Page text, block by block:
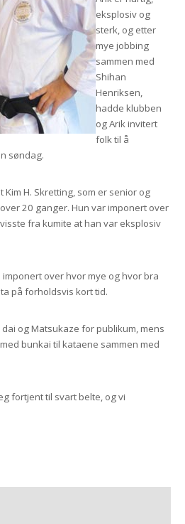
eksplosiv og
sterk, og etter
mye jobbing
sammen med
Shihan
Henriksen,
hadde klubben
og Arik invitert
folk til å
søndag.
H. Skretting, som er senior og
20 ganger. Hun var imponert over
fra kumite at han var eksplosiv
over hvor mye og hvor bra
på forholdsvis kort tid.
og Matsukaze for publikum, mens
bunkai til kataene sammen med
fortjent til svart belte, og vi